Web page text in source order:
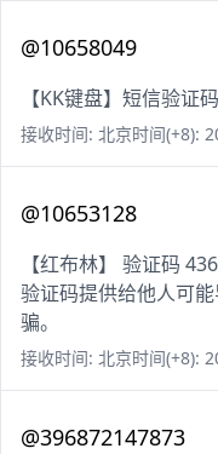
@10658049
【KK键盘】短信验证
接收时间: 北京时间(+8):
@10653128
【红布林】 验证码
验证码提供给他人可
骗。
接收时间: 北京时间(+8):
@396872147873